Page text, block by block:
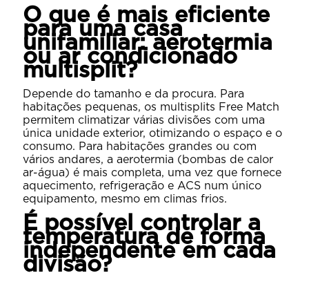
O que é mais eficiente
para uma casa
unifamiliar: aerotermia
ou ar condicionado
multisplit?
Depende do tamanho e da procura. Para
habitações pequenas, os multisplits Free Match
permitem climatizar várias divisões com uma
única unidade exterior, otimizando o espaço e o
consumo. Para habitações grandes ou com
vários andares, a aerotermia (bombas de calor
ar-água) é mais completa, uma vez que fornece
aquecimento, refrigeração e ACS num único
equipamento, mesmo em climas frios.
É possível controlar a
temperatura de forma
independente em cada
divisão?